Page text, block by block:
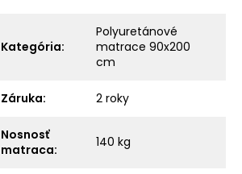
Kategória:
Polyuretánové
matrace 90x200
cm
Záruka: 2 roky
Nosnosť
matraca: 140 kg